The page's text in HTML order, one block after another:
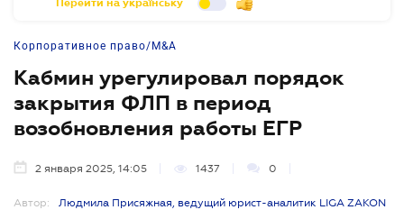
Перейти на українську
Корпоративное право/M&A
Кабмин урегулировал порядок
закрытия ФЛП в период
возобновления работы ЕГР
2 января 2025, 14:05 1437 0
Автор:
Людмила Присяжная, ведущий юрист-аналитик LIGA ZAKON